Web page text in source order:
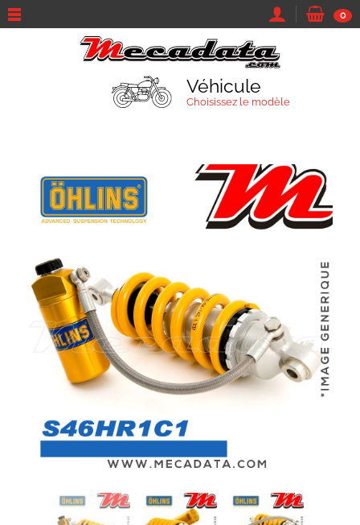
0
Véhicule
Choisissez le modèle
TROUVEZ VOTRE VÉHICULE
Parcourir tous les véhicules
Moto Sa marque...
Son année... Son modèle...
Rechercher